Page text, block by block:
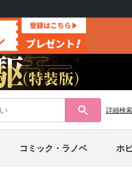
詳細検索
コミック・ラノベ ホ